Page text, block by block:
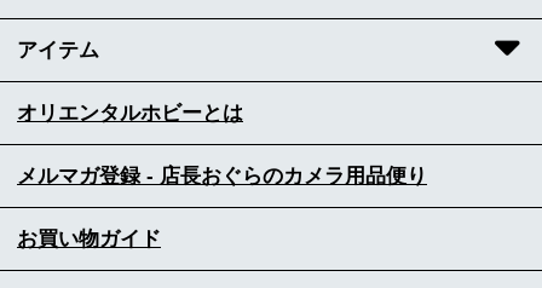
アイテム
オリエンタルホビーとは
メルマガ登録 - 店長おぐらのカメラ用品便り
お買い物ガイド